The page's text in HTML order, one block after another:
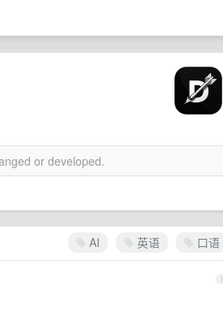
or developed.
AI 英语 口语
1